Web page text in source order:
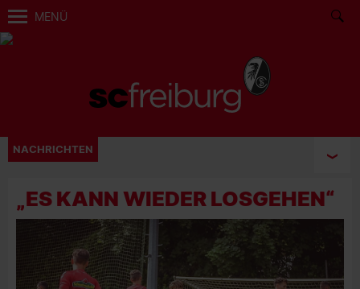
MENÜ
NACHRICHTEN
„ES KANN WIEDER LOSGEHEN“